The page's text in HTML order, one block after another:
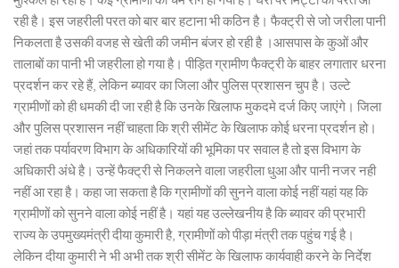
रही है। इस जहरीली परत को बार बार हटाना भी कठिन है। फैक्ट्री से जो जरीला पानी
निकलता है उसकी वजह से खेती की जमीन बंजर हो रही है ।आसपास के कुओं और
तालाबों का पानी भी जहरीला हो गया है। पीड़ित ग्रामीण फैक्ट्री के बाहर लगातार धरना
प्रदर्शन कर रहे हैं, लेकिन ब्यावर का जिला और पुलिस प्रशासन चुप है। उल्टे
ग्रामीणों को ही धमकी दी जा रही है कि उनके खिलाफ मुकदमे दर्ज किए जाएंगे। जिला
और पुलिस प्रशासन नहीं चाहता कि श्री सीमेंट के खिलाफ कोई धरना प्रदर्शन हो।
जहां तक पर्यावरण विभाग के अधिकारियों की भूमिका पर सवाल है तो इस विभाग के
अधिकारी अंधे है। उन्हें फैक्ट्री से निकलने वाला जहरीला धुआ और पानी नजर नही
नहीं आ रहा है। कहा जा सकता है कि ग्रामीणों की सुनने वाला कोई नहीं यहां यह कि
ग्रामीणों को सुनने वाला कोई नहीं है। यहां यह उल्लेखनीय है कि ब्यावर की प्रभारी
राज्य के उपमुख्यमंत्री दीया कुमारी है, ग्रामीणों को पीड़ा मंत्री तक पहुंच गई है।
लेकिन दीया कुमारी ने भी अभी तक श्री सीमेंट के खिलाफ कार्यवाही करने के निर्देश